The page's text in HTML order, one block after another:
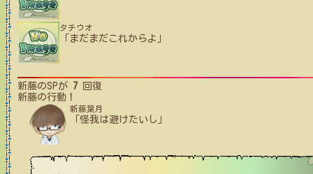
タチウオ
「まだまだこれからよ」
新藤のSPが 7 回復
新藤の行動！
新藤葉月
「怪我は避けたいし」